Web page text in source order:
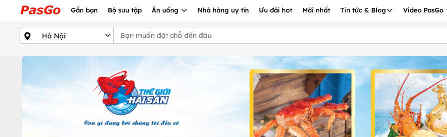
Gần bạn Bộ sưu tập Ăn uống Nhà hàng uy tín Ưu đãi hot Mới nhất Tin tức & Blog Video PasGo